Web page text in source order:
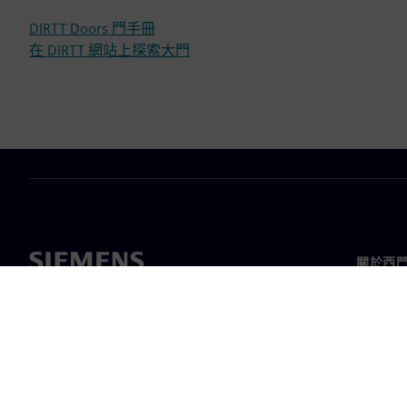
DIRTT Doors 門手冊
在 DIRTT 網站上探索大門
關於西